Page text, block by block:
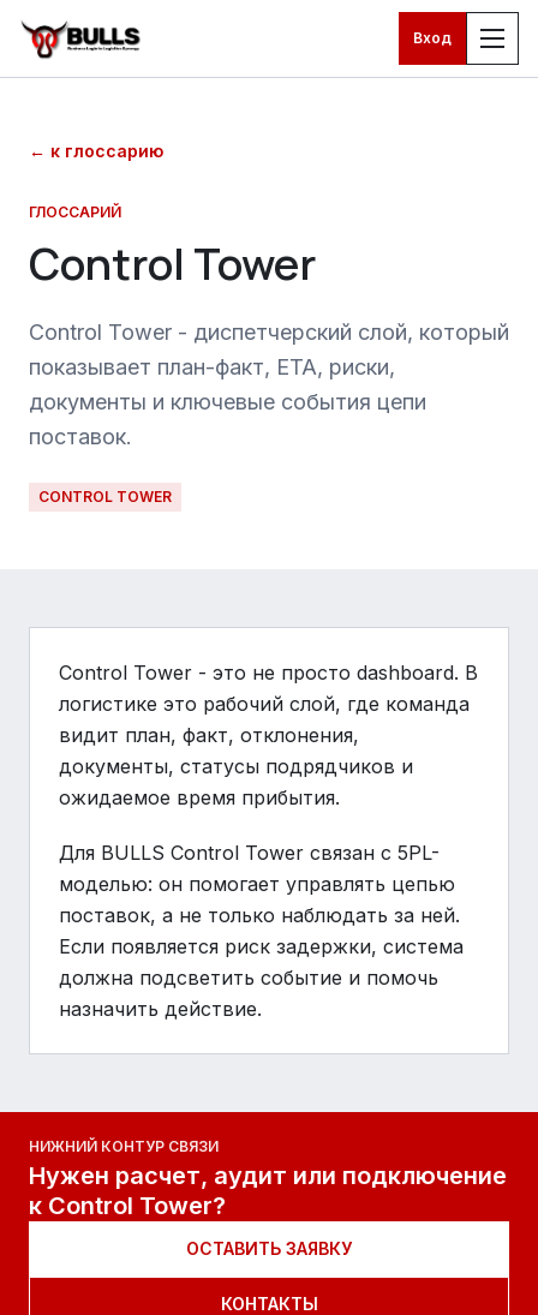
Перейти к основному контенту Вход
← к глоссарию
ГЛОССАРИЙ
Control Tower
Control Tower - диспетчерский слой, который
показывает план-факт, ETA, риски,
документы и ключевые события цепи
поставок.
CONTROL TOWER
Control Tower - это не просто dashboard. В
логистике это рабочий слой, где команда
видит план, факт, отклонения,
документы, статусы подрядчиков и
ожидаемое время прибытия.
Для BULLS Control Tower связан с 5PL-
моделью: он помогает управлять цепью
поставок, а не только наблюдать за ней.
Если появляется риск задержки, система
должна подсветить событие и помочь
назначить действие.
НИЖНИЙ КОНТУР СВЯЗИ
Нужен расчет, аудит или подключение
к Control Tower?
ОСТАВИТЬ ЗАЯВКУ
КОНТАКТЫ